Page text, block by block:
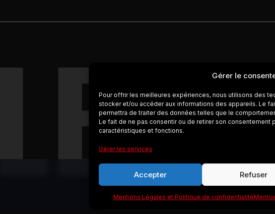
Gérer le
Pour offrir les meilleures expériences, nous utilisons des
stocker et/ou accéder aux informations des appareils. Le
permettra de traiter des données telles que le
Le fait de ne pas consentir ou de retirer son consentement
caractéristiques et fonctions.
Gérer les services
Accepter Refuser
Mentions Légales et Politique de confidentialité